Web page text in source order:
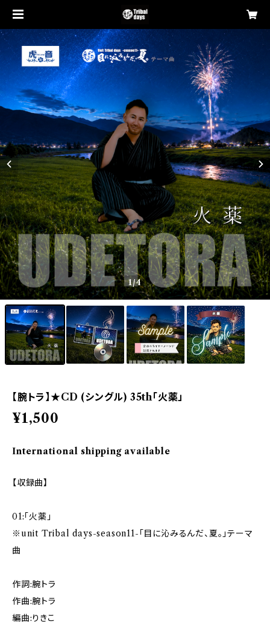
1/4
【腕トラ】★CD (シングル) 35th「火薬」
¥1,500
International shipping available
【収録曲】
01:「火薬」
※unit Tribal days-season11-「目に沁みるんだ、夏。」テーマ
曲
作詞:腕トラ
作曲:腕トラ
編曲:りきこ